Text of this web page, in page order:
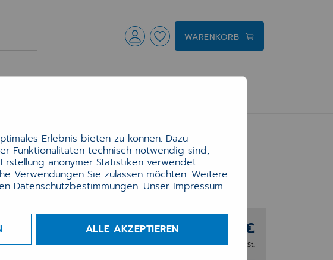
WARENKORB
Minute und
Sie über
her
1-GHz-
604,34 €
zzgl. 19% MwSt.
Erlebnis bieten zu können. Dazu
Funktionalitäten technisch notwendig sind,
anonymer Statistiken verwendet
Verwendungen Sie zulassen möchten. Weitere
Datenschutzbestimmungen. Unser Impressum
ALLE AKZEPTIEREN